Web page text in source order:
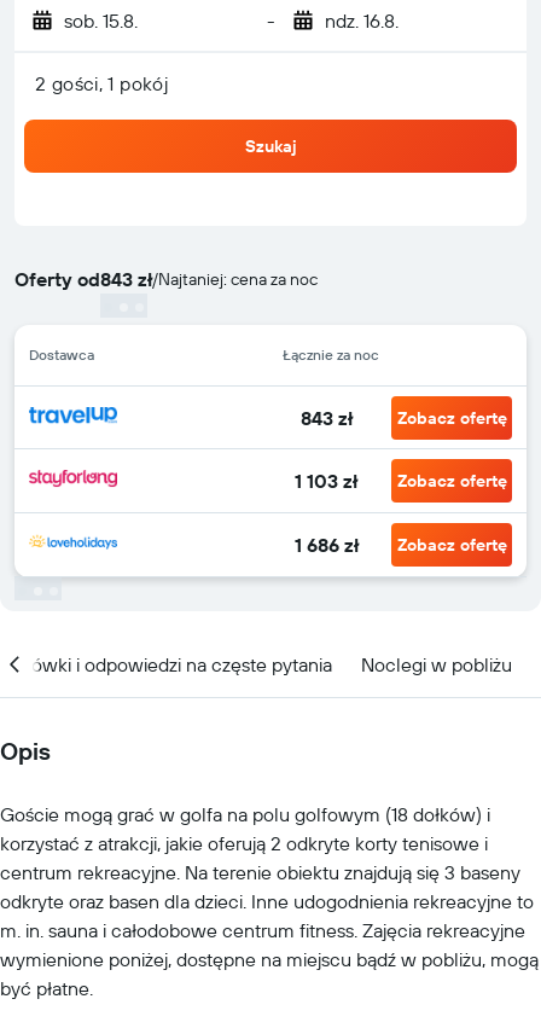
sob. 15.8. - ndz. 16.8.
2 gości, 1 pokój
Szukaj
Oferty od843 zł/Najtaniej: cena za noc
Dostawca Łącznie za noc
843 zł Zobacz ofertę
1 103 zł Zobacz ofertę
1 686 zł Zobacz ofertę
i odpowiedzi na częste pytania Noclegi w pobliżu
Opis
Goście mogą grać w golfa na polu golfowym (18 dołków) i
korzystać z atrakcji, jakie oferują 2 odkryte korty tenisowe i
centrum rekreacyjne. Na terenie obiektu znajdują się 3 baseny
odkryte oraz basen dla dzieci. Inne udogodnienia rekreacyjne to
m. in. sauna i całodobowe centrum fitness. Zajęcia rekreacyjne
wymienione poniżej, dostępne na miejscu bądź w pobliżu, mogą
być płatne.